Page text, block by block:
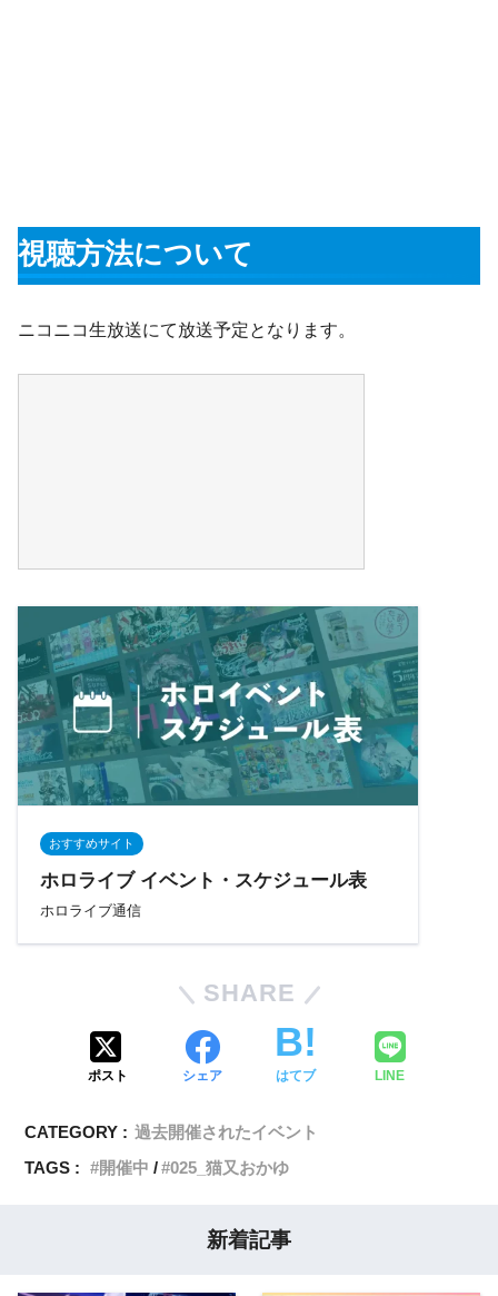
視聴方法について
ニコニコ生放送にて放送予定となります。
おすすめサイト
ホロライブ イベント・スケジュール表
ホロライブ通信
SHARE
ポスト シェア はてブ LINE
CATEGORY : 過去開催されたイベント
TAGS :
開催中 025_猫又おかゆ
新着記事